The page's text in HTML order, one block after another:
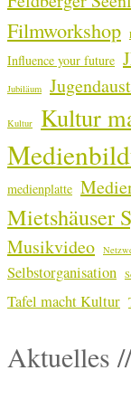
Filmworkshop
Influence your future
Jubiläum
Kultur Kultur
medienplatte
Mietshäuser
Musikvideo
Selbstorganisation
Tafel macht Kultur
Aktuelles //